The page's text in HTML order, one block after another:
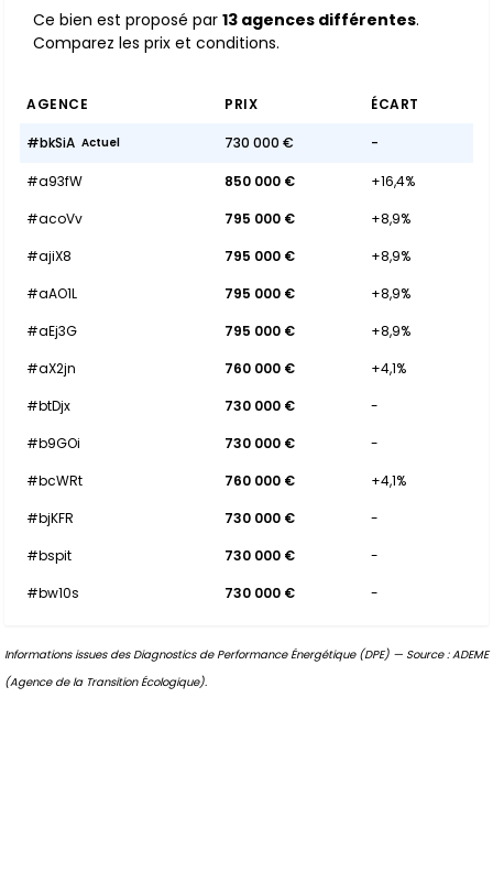
Ce bien est proposé par 13 agences différentes.
Comparez les prix et conditions.
AGENCE PRIX ÉCART
#bkSiA Actuel 730 000 € -
#a93fW 850 000 €
+16,4%
#acoVv
795 000 €
+8,9%
#ajiX8
795 000 €
+8,9%
#aAO1L
795 000 €
+8,9%
#aEj3G
795 000 €
+8,9%
#aX2jn
760 000 €
+4,1%
#btDjx
730 000 €
-
#b9GOi
730 000 €
-
#bcWRt
760 000 €
+4,1%
#bjKFR
730 000 €
-
#bspit
730 000 €
-
#bw10s
730 000 € -
Informations issues des Diagnostics de Performance Énergétique (DPE) — Source : ADEME
(Agence de la Transition Écologique).